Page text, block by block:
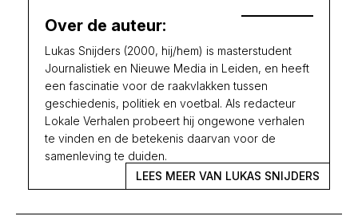
Over de auteur:
Lukas Snijders (2000, hij/hem) is masterstudent
Journalistiek en Nieuwe Media in Leiden, en heeft
een fascinatie voor de raakvlakken tussen
geschiedenis, politiek en voetbal. Als redacteur
Lokale Verhalen probeert hij ongewone verhalen
te vinden en de betekenis daarvan voor de
samenleving te duiden.
LEES MEER VAN LUKAS SNIJDERS